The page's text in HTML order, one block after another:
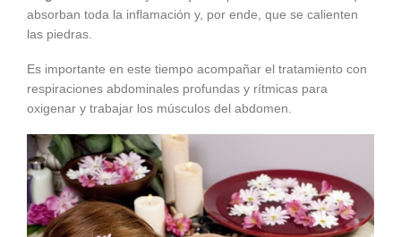
absorban toda la inflamación y, por ende, que se calienten
las piedras.
Es importante en este tiempo acompañar el tratamiento con
respiraciones abdominales profundas y rítmicas para
oxigenar y trabajar los músculos del abdomen.